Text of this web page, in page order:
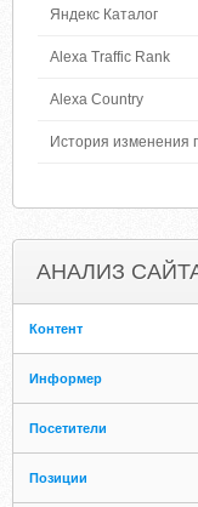
Яндекс Каталог
Alexa Traffic Rank
Alexa Country
История изменения
АНАЛИЗ
Контент
Информер
Посетители
Позиции